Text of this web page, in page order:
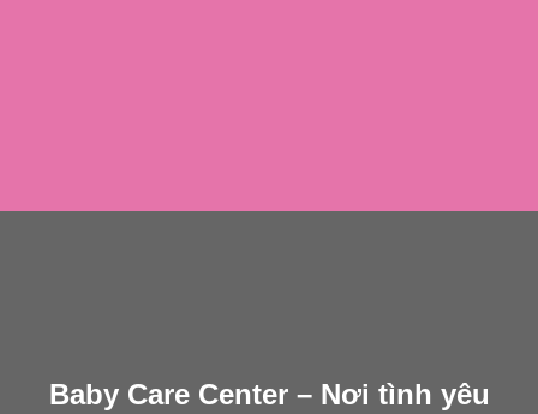
Baby Care Center – Nơi tình yêu